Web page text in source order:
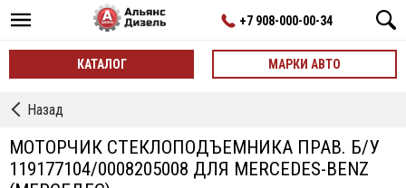
+7 908-000-00-34
КАТАЛОГ МАРКИ АВТО
←Назад
МОТОРЧИК СТЕКЛОПОДЪЕМНИКА ПРАВ. Б/У
119177104/0008205008 ДЛЯ MERCEDES-BENZ